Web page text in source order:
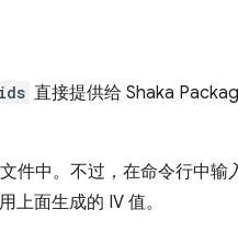
直接提供给 Shaka
文件中。不过，在命令行中输
上面生成的 IV 值。